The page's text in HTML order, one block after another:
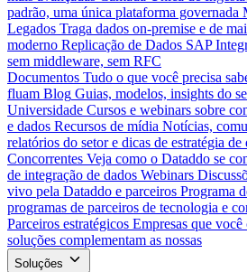
padrão, uma única plataforma governada
Legados Traga dados on-premise e de
moderno Replicação de Dados SAP
sem middleware, sem RFC
Documentos Tudo o que você precisa
fluam Blog Guias, modelos, insights do
Universidade Cursos e webinars sobre
e dados Recursos de mídia Notícias,
relatórios do setor e dicas de estratégia de
Concorrentes Veja como o Dataddo se
de integração de dados Webinars
vivo pela Dataddo e parceiros Programa
programas de parceiros de tecnologia e
Parceiros estratégicos Empresas que
soluções complementam as nossas
Soluções